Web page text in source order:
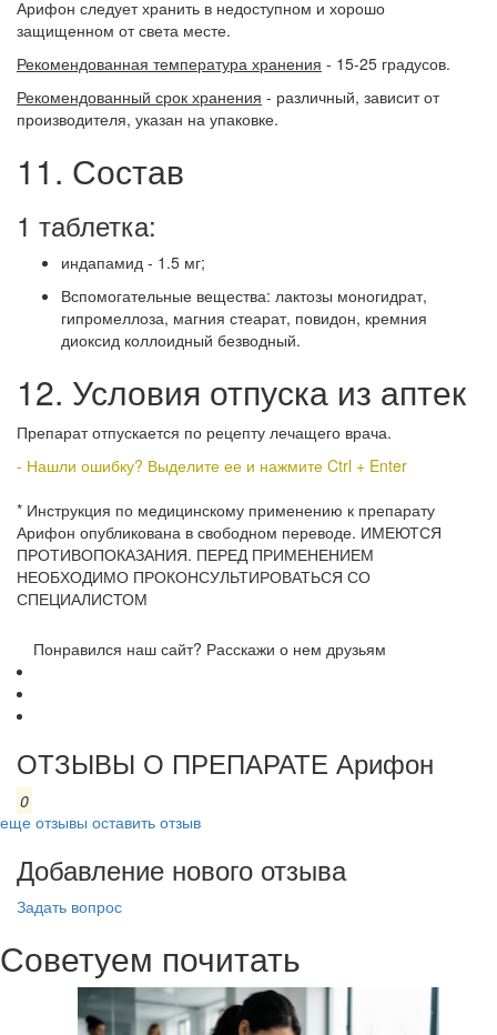
Арифон следует хранить в недоступном и хорошо
защищенном от света месте.
Рекомендованная температура хранения - 15-25 градусов.
Рекомендованный срок хранения - различный, зависит от
производителя, указан на упаковке.
11. Состав
1 таблетка:
индапамид - 1.5 мг;
Вспомогательные вещества: лактозы моногидрат,
гипромеллоза, магния стеарат, повидон, кремния
диоксид коллоидный безводный.
12. Условия отпуска из аптек
Препарат отпускается по рецепту лечащего врача.
- Нашли ошибку? Выделите ее и нажмите Ctrl + Enter
* Инструкция по медицинскому применению к препарату
Арифон опубликована в свободном переводе. ИМЕЮТСЯ
ПРОТИВОПОКАЗАНИЯ. ПЕРЕД ПРИМЕНЕНИЕМ
НЕОБХОДИМО ПРОКОНСУЛЬТИРОВАТЬСЯ СО
СПЕЦИАЛИСТОМ
Понравился наш сайт? Расскажи о нем друзьям
ОТЗЫВЫ О ПРЕПАРАТЕ Арифон
0
еще отзывы оставить отзыв
Добавление нового отзыва
Задать вопрос
Советуем почитать